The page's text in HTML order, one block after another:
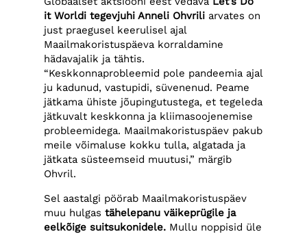
it Worldi tegevjuhi Anneli Ohvrili arvates on
just praegusel keerulisel ajal
Maailmakoristuspäeva korraldamine
hädavajalik ja tähtis.
“Keskkonnaprobleemid pole pandeemia ajal
ju kadunud, vastupidi, süvenenud. Peame
jätkama ühiste jõupingutustega, et tegeleda
jätkuvalt keskkonna ja kliimasoojenemise
probleemidega. Maailmakoristuspäev pakub
meile võimaluse kokku tulla, algatada ja
jätkata süsteemseid muutusi,” märgib
Ohvril.
Sel aastalgi pöörab Maailmakoristuspäev
muu hulgastähelepanu väikeprügile ja
eelkõige suitsukonidele. Mullu noppisid üle